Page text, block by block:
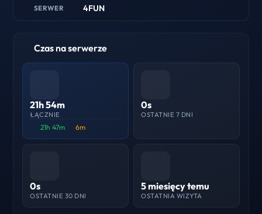
SERWER 4FUN
Czas na serwerze
21h 54m
ŁĄCZNIE
21h 47m 6m
0s
OSTATNIE 7 DNI
0s
OSTATNIE 30 DNI
5 miesięcy temu
OSTATNIA WIZYTA